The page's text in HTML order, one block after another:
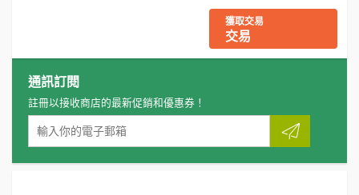
獲取交易
交易
通訊訂閱
註冊以接收商店的最新促銷和優惠券！